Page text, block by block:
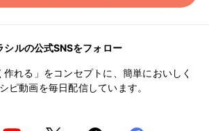
シルの公式SNSをフォロー
作れる」をコンセプトに、簡単においしく
ピ動画を毎日配信しています。